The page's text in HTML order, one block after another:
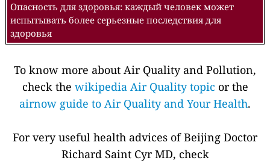
Опасность для здоровья: каждый человек может
испытывать более серьезные последствия для
здоровья
To know more about Air Quality and Pollution,
check the wikipedia Air Quality topic or the
airnow guide to Air Quality and Your Health.
For very useful health advices of Beijing Doctor
Richard Saint Cyr MD, check